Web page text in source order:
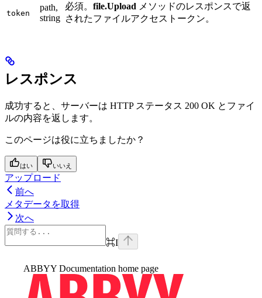
token
path,
string
必須。 file.Upload メソッドのレスポンスで返
されたファイルアクセストークン。
レスポンス
成功すると、サーバーは HTTP ステータス 200 OK とファイ
ルの内容を返します。
このページは役に立ちましたか？
はい いいえ
アップロード
前へ
メタデータを取得
次へ
⌘I
ABBYY Documentation home page